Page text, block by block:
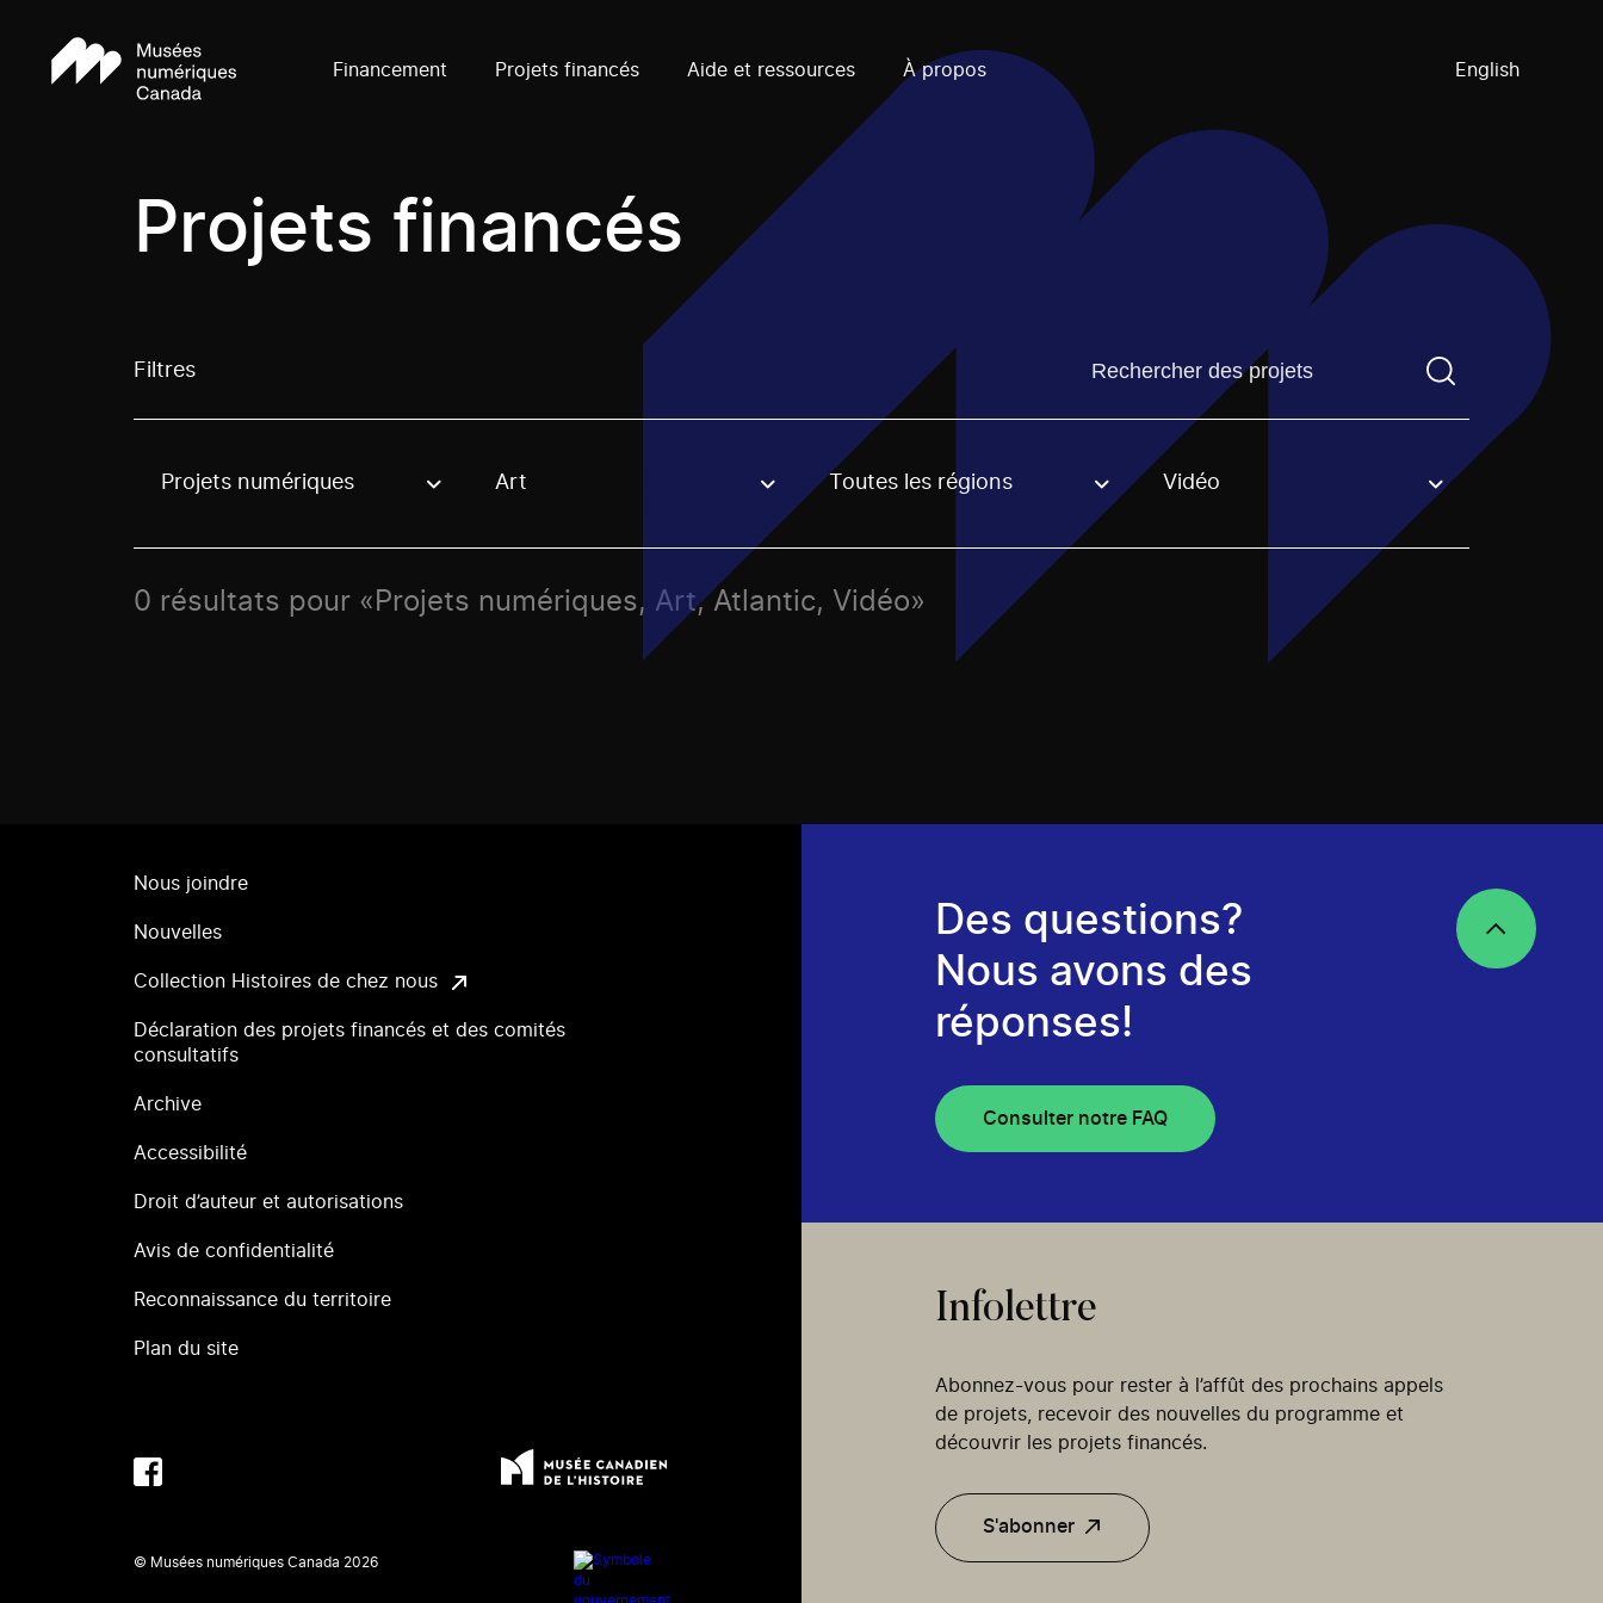
Financement Projets financés Aide et ressources À propos English
Projets financés
Filtres Trouvez un projetVous devez saisir un terme de
Use these options to filter projects by topic, stream or regon. The filter will be applied when selecting an option.
Projets numériques Art Toutes les régions Vidéo
0 résultats pour «Projets numériques, Art, Atlantic, Vidéo»
Nous joindre
Nouvelles
Collection Histoires de chez nous
Déclaration des projets financés et des comités
consultatifs
Archive
Accessibilité
Droit d’auteur et autorisations
Avis de confidentialité
Reconnaissance du territoire
Plan du site
© Musées numériques Canada 2026
Des questions?
Nous avons des
réponses!
Consulter notre FAQ
Infolettre
Abonnez-vous pour rester à l’affût des prochains appels
de projets, recevoir des nouvelles du programme et
découvrir les projets financés.
S'abonner